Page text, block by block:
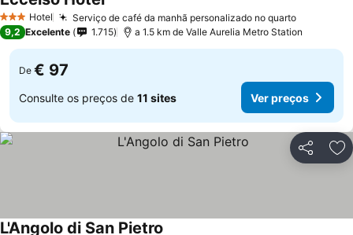
3 EstrelasHotel Serviço de café da manhã personalizado no quarto
9,2 Excelente 1.715 a 1.5 km de Valle Aurelia Metro Station
De € 97
Consulte os preços de 11 sites Ver preços
Partilhar
L'Angolo di San Pietro